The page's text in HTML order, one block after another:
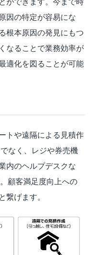
ができます。今まで時
因の特定が容易にな
根本原因の発見にもつ
なることで業務効率が
適化を図ることが可能
トや遠隔による見積作
なく、レジや券売機
内のヘルプデスクな
顧客満足度向上への
繋げます。